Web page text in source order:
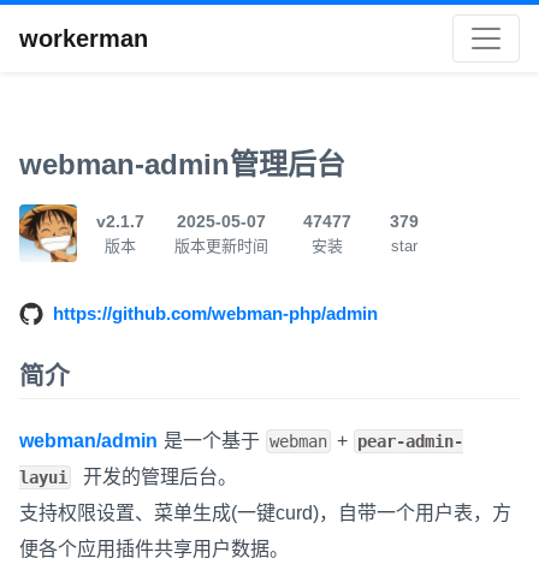
workerman
webman-admin管理后台
v2.1.7
版本
2025-05-07
版本更新时间
47477
安装
379
star
https://github.com/webman-php/admin
简介
webman/admin 是一个基于 webman + pear-admin-
layui
开发的管理后台。
支持权限设置、菜单生成(一键curd)，自带一个用户表，方
便各个应用插件共享用户数据。